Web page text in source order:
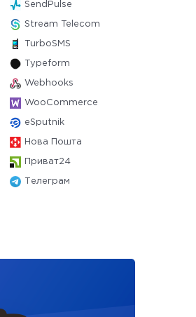
SendPulse
Stream Telecom
TurboSMS
Typeform
Webhooks
WooCommerce
eSputnik
Нова Пошта
Приват24
Телеграм